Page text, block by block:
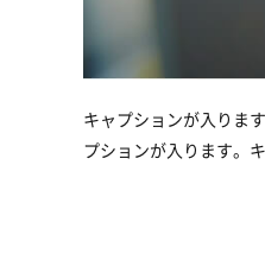
キャプションが入りま
プションが入ります。